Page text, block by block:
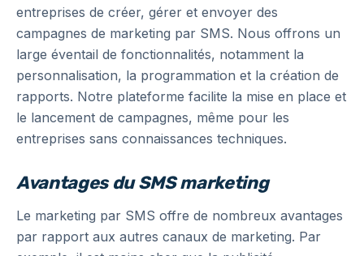
entreprises de créer, gérer et envoyer des
campagnes de marketing par SMS. Nous offrons un
large éventail de fonctionnalités, notamment la
personnalisation, la programmation et la création de
rapports. Notre plateforme facilite la mise en place et
le lancement de campagnes, même pour les
entreprises sans connaissances techniques.
Avantages du SMS marketing
Le marketing par SMS offre de nombreux avantages
par rapport aux autres canaux de marketing. Par